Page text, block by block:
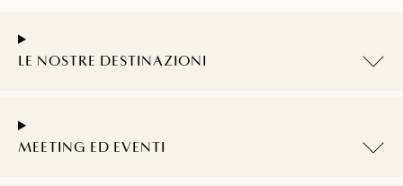
LE NOSTRE DESTINAZIONI
MEETING ED EVENTI